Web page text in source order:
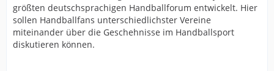
größten deutschsprachigen Handballforum entwickelt. Hier
sollen Handballfans unterschiedlichster Vereine
miteinander über die Geschehnisse im Handballsport
diskutieren können.